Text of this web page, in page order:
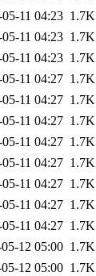
11 04:23 1.7K
11 04:23 1.7K
11 04:23 1.7K
11 04:27 1.7K
11 04:27 1.7K
11 04:27 1.7K
11 04:27 1.7K
11 04:27 1.7K
11 04:27 1.7K
11 04:27 1.7K
11 04:27 1.7K
12 05:00 1.7K
12 05:00 1.7K